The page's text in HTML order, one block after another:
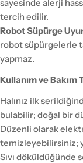
sayesinde alerji
tercih edilir.
Robot Süpürge
robot süpürgelerle
yapmaz.
Kullanım ve Bakım
Halınız ilk
bulabilir; doğal bir
Düzenli olarak
temizleyebilirsiniz;
Sıvı döküldüğünde